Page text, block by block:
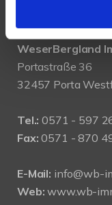
WeserBergland
Portastraße 36
32457 Porta
Tel.: 0571 - 597
Fax: 0571 - 870
E-Mail: info@wb-
Web: www.wb-